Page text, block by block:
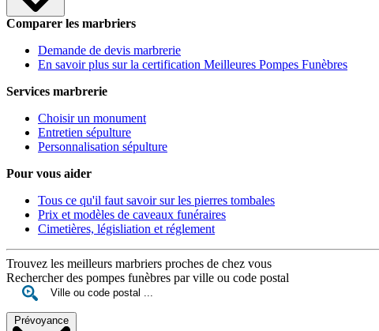
Comparer les marbriers
Demande de devis marbrerie
En savoir plus sur la certification Meilleures Pompes Funèbres
Services marbrerie
Choisir un monument
Entretien sépulture
Personnalisation sépulture
Pour vous aider
Tous ce qu'il faut savoir sur les pierres tombales
Prix et modèles de caveaux funéraires
Cimetières, législiation et réglement
Trouvez les meilleurs marbriers proches de chez vous
Rechercher des pompes funèbres par ville ou code postal
Prévoyance